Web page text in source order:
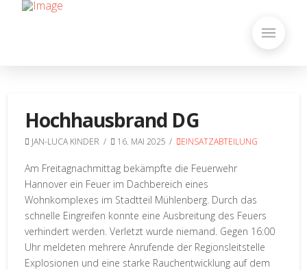
Hochhausbrand DG
JAN-LUCA KINDER 16. MAI 2025 EINSATZABTEILUNG
Am Freitagnachmittag bekämpfte die Feuerwehr
Hannover ein Feuer im Dachbereich eines
Wohnkomplexes im Stadtteil Mühlenberg. Durch das
schnelle Eingreifen konnte eine Ausbreitung des Feuers
verhindert werden. Verletzt wurde niemand. Gegen 16:00
Uhr meldeten mehrere Anrufende der Regionsleitstelle
Explosionen und eine starke Rauchentwicklung auf dem